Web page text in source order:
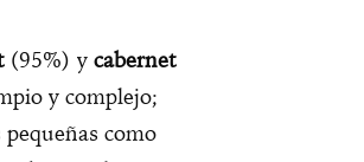
(95%) y cabernet
y complejo;
como